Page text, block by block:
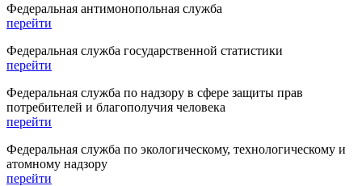
Федеральная антимонопольная служба
перейти
Федеральная служба государственной статистики
перейти
Федеральная служба по надзору в сфере защиты прав
потребителей и благополучия человека
перейти
Федеральная служба по экологическому, технологическому и
атомному надзору
перейти